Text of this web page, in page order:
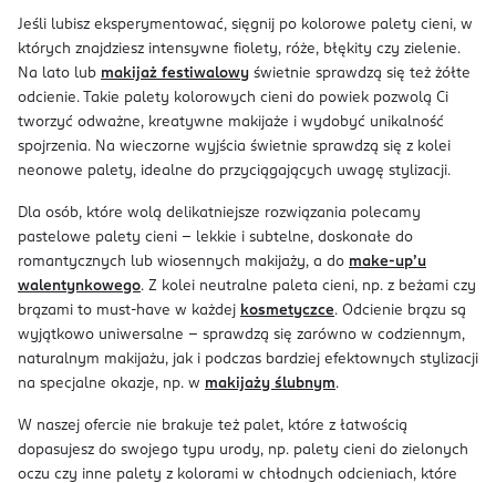
Jeśli lubisz eksperymentować, sięgnij po kolorowe palety cieni, w
których znajdziesz intensywne fiolety, róże, błękity czy zielenie.
Na lato lub makijaż festiwalowy świetnie sprawdzą się też żółte
odcienie. Takie palety kolorowych cieni do powiek pozwolą Ci
tworzyć odważne, kreatywne makijaże i wydobyć unikalność
spojrzenia. Na wieczorne wyjścia świetnie sprawdzą się z kolei
neonowe palety, idealne do przyciągających uwagę stylizacji.
Dla osób, które wolą delikatniejsze rozwiązania polecamy
pastelowe palety cieni – lekkie i subtelne, doskonałe do
romantycznych lub wiosennych makijaży, a do make-up’u
walentynkowego. Z kolei neutralne paleta cieni, np. z beżami czy
brązami to must-have w każdej kosmetyczce. Odcienie brązu są
wyjątkowo uniwersalne – sprawdzą się zarówno w codziennym,
naturalnym makijażu, jak i podczas bardziej efektownych stylizacji
na specjalne okazje, np. w makijaży ślubnym.
W naszej ofercie nie brakuje też palet, które z łatwością
dopasujesz do swojego typu urody, np. palety cieni do zielonych
oczu czy inne palety z kolorami w chłodnych odcieniach, które